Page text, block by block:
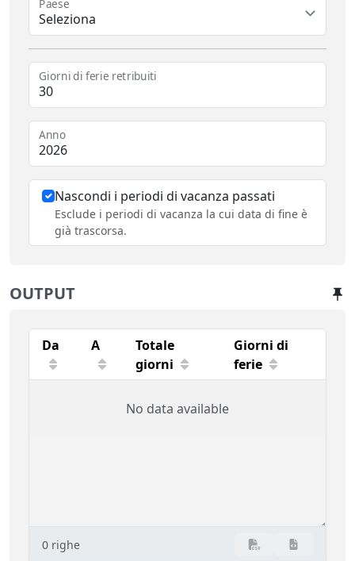
Seleziona
Paese
Giorni di ferie retribuiti
Anno
Nascondi i periodi di vacanza passati
Esclude i periodi di vacanza la cui data di fine è
già trascorsa.
OUTPUT
Da A
Totale
giorni
Giorni di
ferie
No data available
0 righe